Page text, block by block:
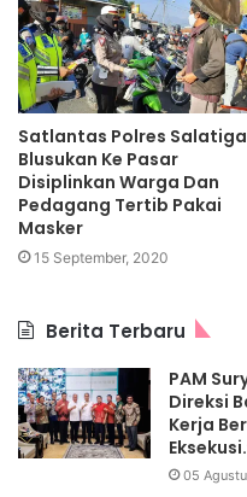
Satlantas Polres Salatiga
Blusukan Ke Pasar
Disiplinkan Warga Dan
Pedagang Tertib Pakai
Masker
15 September, 2020
Berita Terbaru
PAM
Direksi
Kerja
05